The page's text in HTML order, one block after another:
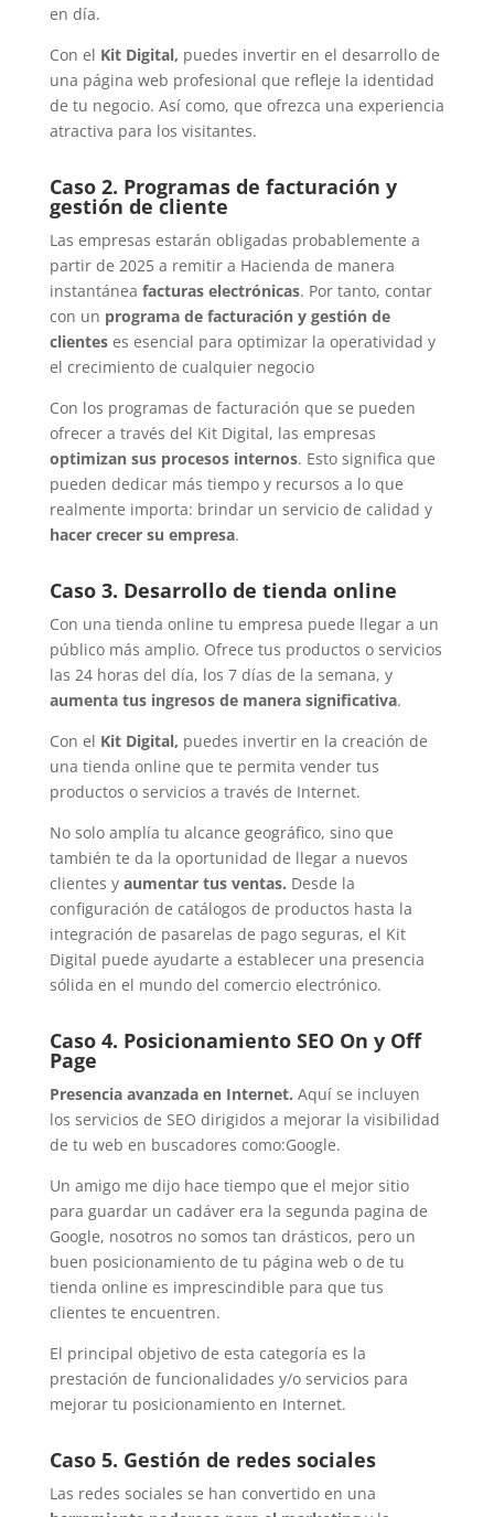
en día.
Con el Kit Digital, puedes invertir en el desarrollo de
una página web profesional que refleje la identidad
de tu negocio. Así como, que ofrezca una experiencia
atractiva para los visitantes.
Caso 2. Programas de facturación y
gestión de cliente
Las empresas estarán obligadas probablemente a
partir de 2025 a remitir a Hacienda de manera
instantánea facturas electrónicas. Por tanto, contar
con un programa de facturación y gestión de
clienteses esencial para optimizar la operatividad y
el crecimiento de cualquier negocio
Con los programas de facturación que se pueden
ofrecer a través del Kit Digital, las empresas
optimizan sus procesos internos. Esto significa que
pueden dedicar más tiempo y recursos a lo que
realmente importa: brindar un servicio de calidad y
hacer crecer su empresa.
Caso 3. Desarrollo de tienda online
Con una tienda online tu empresa puede llegar a un
público más amplio. Ofrece tus productos o servicios
las 24 horas del día, los 7 días de la semana, y
aumenta tus ingresos de manera significativa.
Con el Kit Digital, puedes invertir en la creación de
una tienda online que te permita vender tus
productos o servicios a través de Internet.
No solo amplía tu alcance geográfico, sino que
también te da la oportunidad de llegar a nuevos
clientes y aumentar tus ventas. Desde la
configuración de catálogos de productos hasta la
integración de pasarelas de pago seguras, el Kit
Digital puede ayudarte a establecer una presencia
sólida en el mundo del comercio electrónico.
Caso 4. Posicionamiento SEO On y Off
Page
Presencia avanzada en Internet. Aquí se incluyen
los servicios de SEO dirigidos a mejorar la visibilidad
de tu web en buscadores como:Google.
Un amigo me dijo hace tiempo que el mejor sitio
para guardar un cadáver era la segunda pagina de
Google, nosotros no somos tan drásticos, pero un
buen posicionamiento de tu página web o de tu
tienda online es imprescindible para que tus
clientes te encuentren.
El principal objetivo de esta categoría es la
prestación de funcionalidades y/o servicios para
mejorar tu posicionamiento en Internet.
Caso 5. Gestión de redes sociales
Las redes sociales se han convertido en una